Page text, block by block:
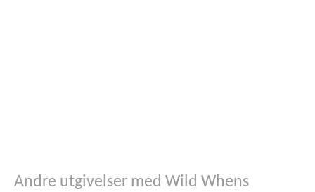
Andre utgivelser med Wild Whens